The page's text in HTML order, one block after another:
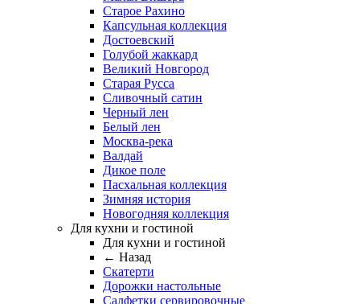
Старое Рахино
Капсульная коллекция
Достоевский
Голубой жаккард
Великий Новгород
Старая Русса
Сливочный сатин
Черный лен
Белый лен
Москва-река
Валдай
Дикое поле
Пасхальная коллекция
Зимняя история
Новогодняя коллекция
Для кухни и гостиной
Для кухни и гостиной
← Назад
Скатерти
Дорожки настольные
Салфетки сервировочные